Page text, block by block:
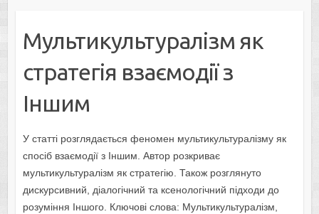
Мультикультуралізм як
стратегія взаємодії з
Іншим
У статті розглядається феномен мультикультуралізму як
спосіб взаємодії з Іншим. Автор розкриває
мультикультуралізм як стратегію. Також розглянуто
дискурсивний, діалогічний та ксенологічний підходи до
розуміння Іншого. Ключові слова: Мультикультуралізм,